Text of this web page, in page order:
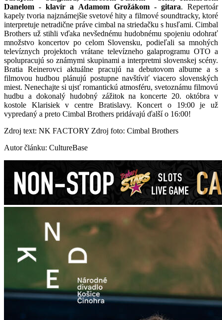
Danelom - klavír a Adamom Grožákom - gitara. Repertoár
kapely tvoria najznámejšie svetové hity a filmové soundtracky, ktoré
interpretuje netradične práve cimbal na striedačku s husľami. Cimbal
Brothers už stihli vďaka nevšednému hudobnému spojeniu odohrať
množstvo koncertov po celom Slovensku, podieľali sa mnohých
televíznych projektoch vrátane televízneho galaprogramu OTO a
spolupracujú so známymi skupinami a interpretmi slovenskej scény.
Bratia Reinerovci aktuálne pracujú na debutovom albume a s
filmovou hudbou plánujú postupne navštíviť viacero slovenských
miest. Nenechajte si ujsť romantickú atmosféru, svetoznámu filmovú
hudbu a dokonalý hudobný zážitok na koncerte 20. októbra v
kostole Klarisiek v centre Bratislavy. Koncert o 19:00 je už
vypredaný a preto Cimbal Brothers pridávajú ďalší o 16:00!
Zdroj text: NK FACTORY Zdroj foto: Cimbal Brothers
Autor článku: CultureBase